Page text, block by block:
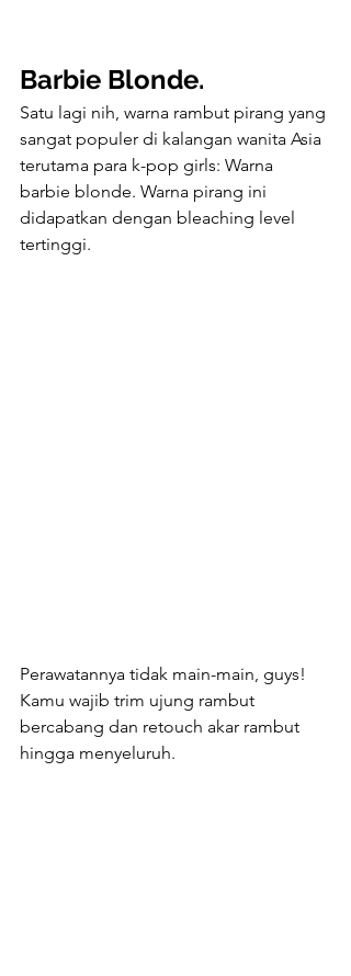
Barbie Blonde.
Satu lagi nih, warna rambut pirang yang
sangat populer di kalangan wanita Asia
terutama para k-pop girls: Warna
barbie blonde. Warna pirang ini
didapatkan dengan bleaching level
tertinggi.
Perawatannya tidak main-main, guys!
Kamu wajib trim ujung rambut
bercabang dan retouch akar rambut
hingga menyeluruh.